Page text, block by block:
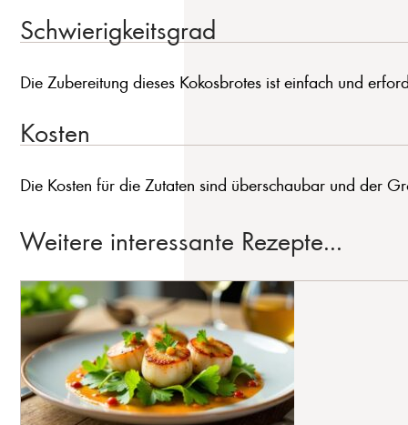
Schwierigkeitsgrad
Die Zubereitung dieses Kokosbrotes ist einfach und
Kosten
Die Kosten für die Zutaten sind überschaubar und der
Weitere interessante Rezepte...